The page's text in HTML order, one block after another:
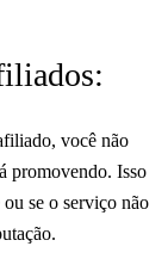
você não
promovendo. Isso
se o serviço não